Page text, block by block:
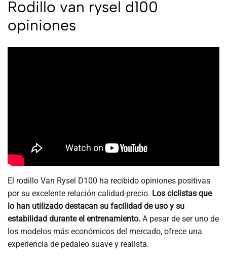
Rodillo van rysel d100
opiniones
El rodillo Van Rysel D100 ha recibido opiniones positivas
por su excelente relación calidad-precio. Los ciclistas que
lo han utilizado destacan su facilidad de uso y su
estabilidad durante el entrenamiento. A pesar de ser uno de
los modelos más económicos del mercado, ofrece una
experiencia de pedaleo suave y realista.